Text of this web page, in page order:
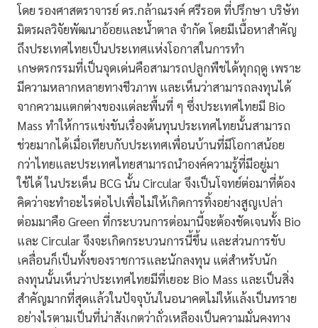
โดย รองศาสตราจารย์ ดร.กล้าณรงค์ ศรีรอต ที่ปรึกษา บริษัท
มิตรผลวิจัยพัฒนาอ้อยและน้ำตาล จำกัด โดยมีเนื้อหาสำคัญ
ถึงประเทศไทยเป็นประเทศแห่งโอกาสในการทำ
เกษตรกรรมที่เป็นจุดเด่นคือสามารถปลูกพืชได้ทุกฤดู เพราะ
มีความหลากหลายทางชีวภาพ และเห็นว่าสามารถลงทุนได้
จากความแตกต่างของแต่ละพื้นที่ ๆ ซึ่งประเทศไทยมี Bio
Mass ทำให้การแข่งขันเรื่องต้นทุนประเทศไทยนั้นสามารถ
ช่วยมากได้เมื่อเทียบกับประเทศเพื่อนบ้านที่มีโอกาสน้อย
กว่าไทยและประเทศไทยสามารถนำองค์ความรู้ที่มีอยู่มา
ใช้ได้ ในประเด็น BCG นั้น Circular จึงเป็นโจทย์ต่อมาที่ต้อง
คิดว่าจะทำอะไรต่อไปเพื่อไม่ให้เกิดการทิ้งอย่างสูญเปล่า
ต่อมมาคือ Green ที่กระบวนการต่อมานี้จะต้องชัดเจนทั้ง Bio
และ Circular จึงจะเกิดกระบวนการนี้ขึ้น และส่วนการขับ
เคลื่อนก็เป็นทั้งของราชการและนักลงทุน แต่สำหรับนัก
ลงทุนนั้นเห็นว่าประเทศไทยมีที่เยอะ Bio Mass และเป็นสิ่ง
สำคัญมากที่สุดแล้วในปัจจุบันในอนาคตไม่ให้แล้งเป็นทราย
อย่างไรตามเป็นที่น่าสังเกตว่าถั่วเหลืองเป็นความมั่นคงทาง